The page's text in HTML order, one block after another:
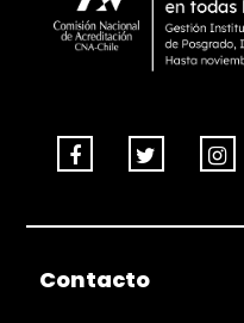
Contacto